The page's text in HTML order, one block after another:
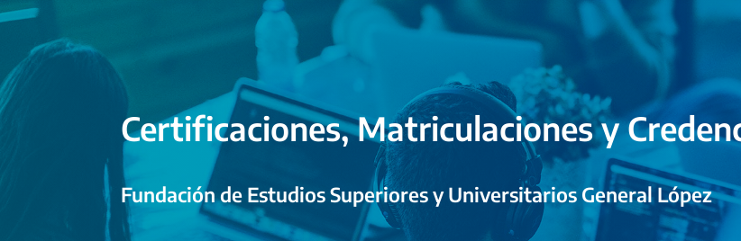
Certificaciones, Matriculaciones y
Fundación de Estudios Superiores y Universitarios General López